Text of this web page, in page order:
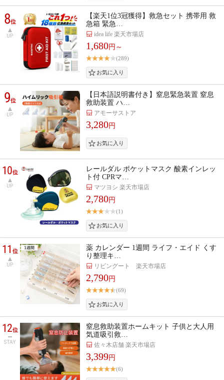
8位
UP
【楽天1位3冠獲得】救急セット 携帯用 救
急箱 緊急…
idea life 楽天市場店
1,680円～
(289)
9位
UP
【日本語説明書付き】窒息緊急装置 窒息
救助装置 ハ…
アモーサストア
3,280円
10位
UP
レールダル ポケットマスク 酸素インレッ
ト付 CPRマ…
マツヨシ 楽天市場店
2,780円
(1)
11位
UP
薬 カレンダー 1週間 ライフ・エイド くす
り整理キ…
リビングート 楽天市場店
2,790円
(69)
12位
STAY
窒息救助装置ホームキット 子供と大人用
気道吸引救…
佐々木店舗 楽天市場店
3,399円
(6)